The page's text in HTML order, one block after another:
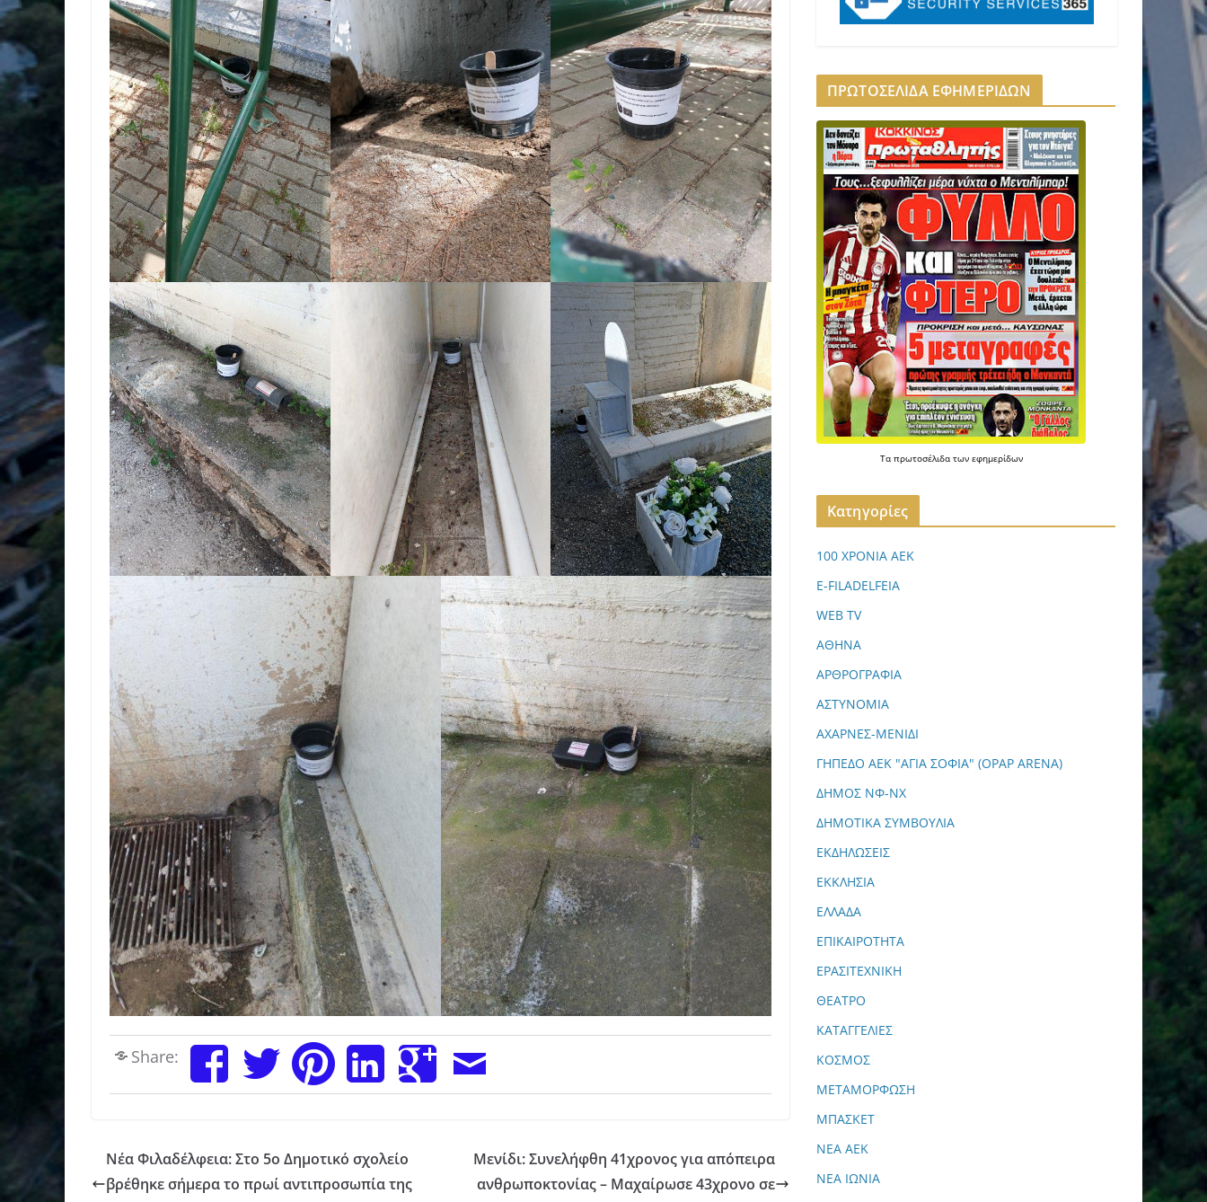
Share:
Νέα Φιλαδέλφεια: Στο 5ο Δημοτικό σχολείο
βρέθηκε σήμερα το πρωί αντιπροσωπία της
Μενίδι: Συνελήφθη 41χρονος για απόπειρα
ανθρωποκτονίας – Μαχαίρωσε 43χρονο σε
ΠΡΩΤΟΣΕΛΙΔΑ ΕΦΗΜΕΡΙΔΩΝ
Τα πρωτοσέλιδα των εφημερίδων
Kατηγορίες
100 ΧΡΟΝΙΑ ΑΕΚ
E-FILADELFEIA
WEB TV
ΑΘΗΝΑ
ΑΡΘΡΟΓΡΑΦΙΑ
ΑΣΤΥΝΟΜΙΑ
ΑΧΑΡΝΕΣ-ΜΕΝΙΔΙ
ΓΗΠΕΔΟ ΑΕΚ "ΑΓΙΑ ΣΟΦΙΑ" (OPAP ARENA)
ΔΗΜΟΣ ΝΦ-ΝΧ
ΔΗΜΟΤΙΚΑ ΣΥΜΒΟΥΛΙΑ
ΕΚΔΗΛΩΣΕΙΣ
ΕΚΚΛΗΣΙΑ
ΕΛΛΑΔΑ
ΕΠΙΚΑΙΡΟΤΗΤΑ
ΕΡΑΣΙΤΕΧΝΙΚΗ
ΘΕΑΤΡΟ
ΚΑΤΑΓΓΕΛΙΕΣ
ΚΟΣΜΟΣ
ΜΕΤΑΜΟΡΦΩΣΗ
ΜΠΑΣΚΕΤ
ΝΕΑ ΑΕΚ
ΝΕΑ ΙΩΝΙΑ